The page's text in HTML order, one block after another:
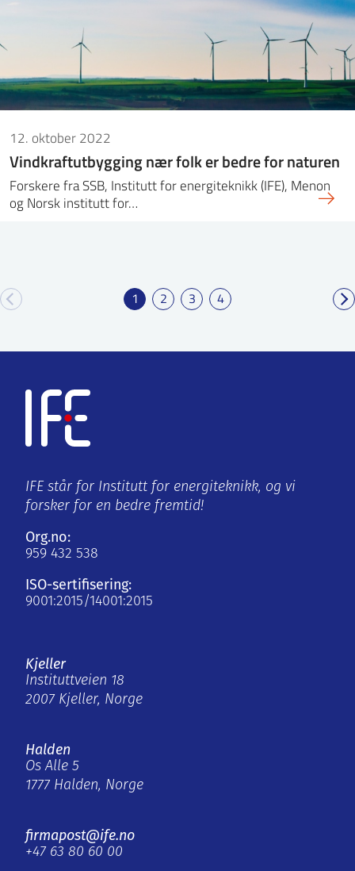
12. oktober 2022
Vindkraftutbygging nær folk er bedre for naturen
Forskere fra SSB, Institutt for energiteknikk (IFE), Menon
og Norsk institutt for…
1 2 3 4
IFE står for Institutt for energiteknikk, og vi
forsker for en bedre fremtid!
Org.no:
959 432 538
ISO-sertifisering:
9001:2015/14001:2015
Kjeller
Instituttveien 18
2007 Kjeller, Norge
Halden
Os Alle 5
1777 Halden, Norge
firmapost@ife.no
+47 63 80 60 00